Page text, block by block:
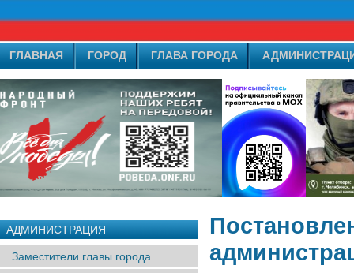
ГЛАВНАЯ ГОРОД ГЛАВА ГОРОДА
АДМИНИСТРАЦИЯ
Заместители главы города